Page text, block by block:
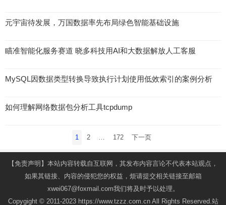
元宇宙待发展，万国数据率先布局绿色智能基础设施
瞄准智能化服务赛道 晓多科技用AI和大数据解放人工客服
MySQL因数据类型转换导致执行计划使用低效索引的案例分析
如何理解网络数据包分析工具tcpdump
1 2 … 172 下一页
【免责声明】本站内容转载自互联网，其发布内容言论不代表本站观点，
如果其链接、内容的侵犯您的权益，烦请提交相关链接至邮箱
xwei067@foxmail.com我们将及时予以处理。
Copygight © 2011-2023 https://www.tzzz.com.cn All Rights Reserved.站